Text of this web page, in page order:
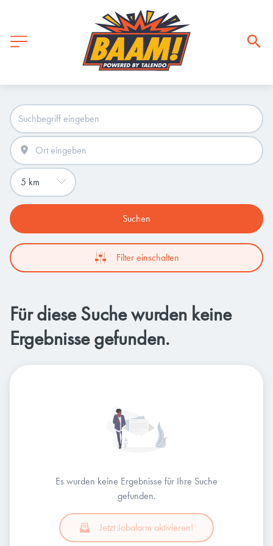
Suchen
Filter einschalten
Für diese Suche wurden keine
Ergebnisse gefunden.
Es wurden keine Ergebnisse für Ihre Suche
gefunden.
Jetzt Jobalarm aktivieren!